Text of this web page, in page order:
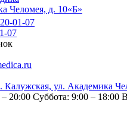
Челомея, д. 10«Б»
01-07
07
ул. Академика
20:00 Суббота: 9:00 – 18:00